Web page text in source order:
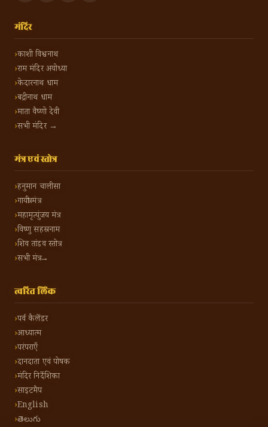
मंदिर
काशी विश्वनाथ
राम मंदिर अयोध्या
केदारनाथ धाम
बद्रीनाथ धाम
माता वैष्णो देवी
सभी मंदिर →
मंत्र एवं स्तोत्र
हनुमान चालीसा
गायत्री मंत्र
महामृत्युंजय मंत्र
विष्णु सहस्रनाम
शिव तांडव स्तोत्र
सभी मंत्र →
त्वरित लिंक
पर्व कैलेंडर
आध्यात्म
परंपराएँ
दानदाता एवं पोषक
मंदिर निर्देशिका
साइटमैप
English
తెలుగు